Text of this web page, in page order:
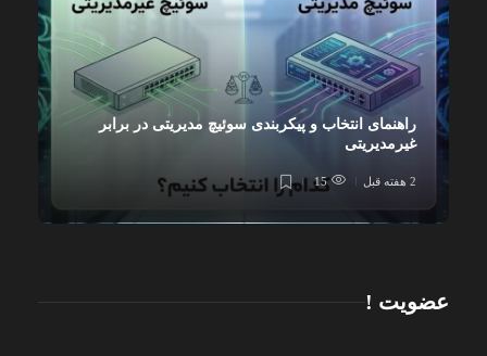
راهنمای انتخاب و پیکربندی سوئیچ مدیریتی در برابر
غیرمدیریتی
2 هفته قبل 15
عضویت !